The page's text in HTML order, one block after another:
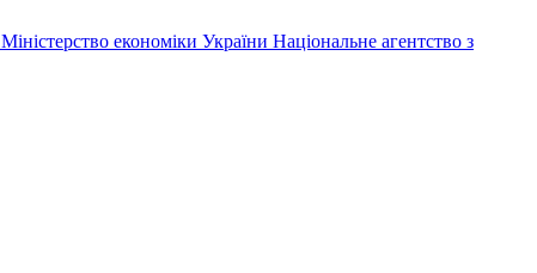
Міністерство економіки України Національне агентство з